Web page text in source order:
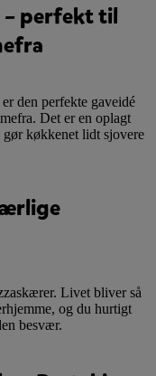
– perfekt til
den perfekte gaveidé
Det er en oplagt
gør køkkenet lidt sjovere
Livet bliver så
og du hurtigt
besvær.